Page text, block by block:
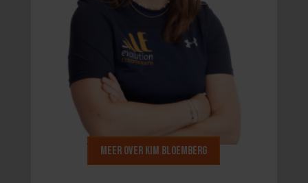
Meer over Kim Bloemberg